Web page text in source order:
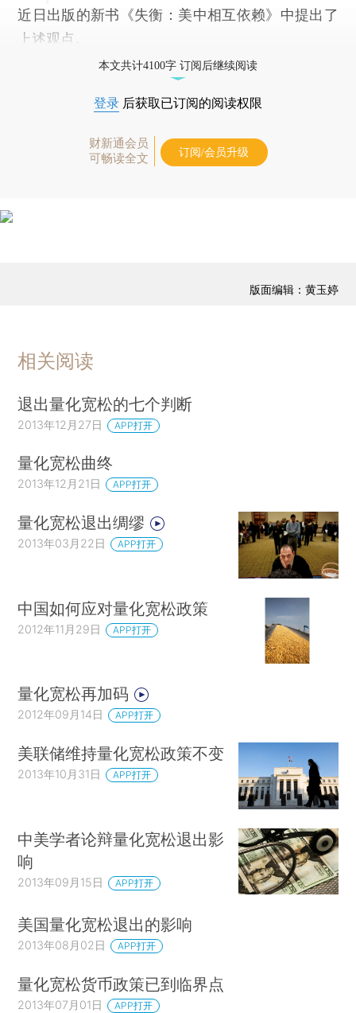
近日出版的新书《失衡：美中相互依赖》中提出了
上述观点。
本文共计4100字 订阅后继续阅读
登录 后获取已订阅的阅读权限
财新通会员
可畅读全文
订阅/会员升级
版面编辑：黄玉婷
相关阅读
退出量化宽松的七个判断
2013年12月27日 APP打开
量化宽松曲终
2013年12月21日 APP打开
量化宽松退出绸缪
2013年03月22日 APP打开
中国如何应对量化宽松政策
2012年11月29日 APP打开
量化宽松再加码
2012年09月14日 APP打开
美联储维持量化宽松政策不变
2013年10月31日 APP打开
中美学者论辩量化宽松退出影
响
2013年09月15日 APP打开
美国量化宽松退出的影响
2013年08月02日 APP打开
量化宽松货币政策已到临界点
2013年07月01日 APP打开